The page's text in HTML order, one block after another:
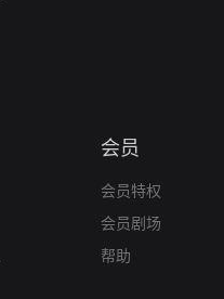
会员
会员特权
会员剧场
帮助